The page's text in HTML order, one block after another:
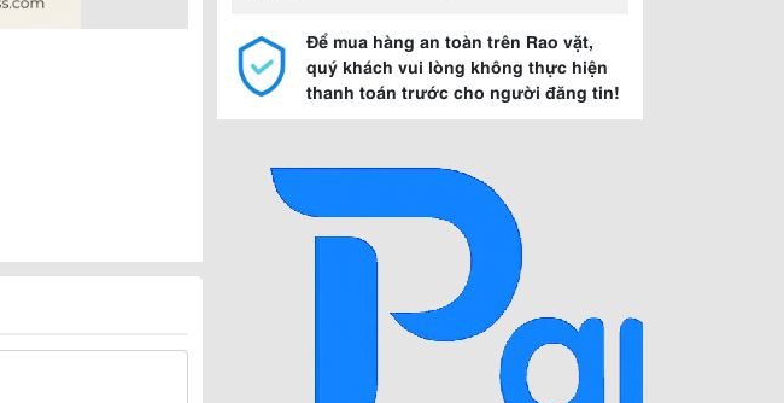
Để mua hàng an toàn trên Rao vặt,
quý khách vui lòng không thực hiện
thanh toán trước cho người đăng tin!